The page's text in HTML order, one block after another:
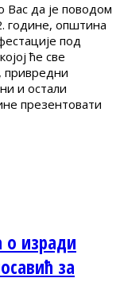
да је поводом
године, oпштина
под
ће све
привредни
и остали
презентовати
о изради
за